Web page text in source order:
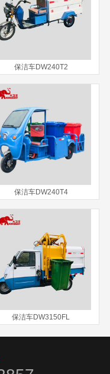
保洁车DW240T2
保洁车DW240T4
保洁车DW3150FL